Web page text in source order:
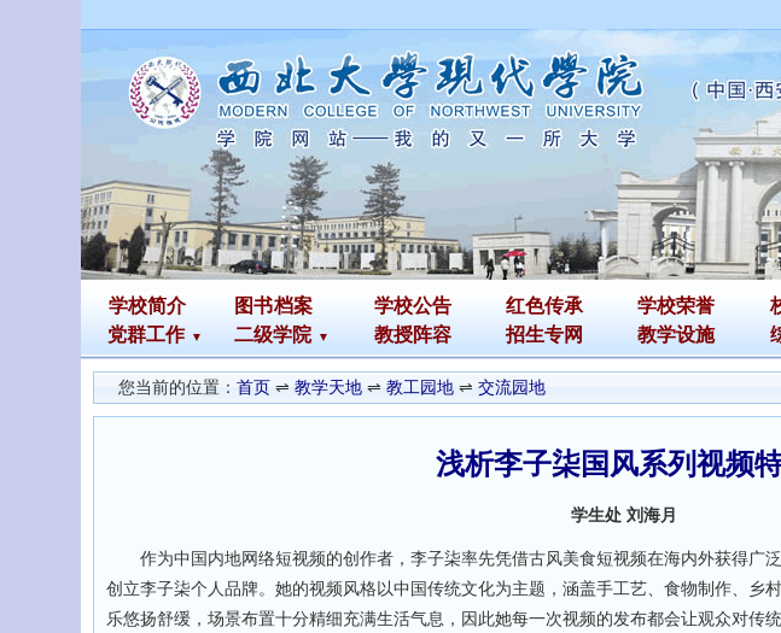
学校简介 图书档案 学校公告 红色传承 学校荣誉
党群工作
二级学院 教授阵容 招生专网 教学设施
您当前的位置： 首页 ⇌ 教学天地 ⇌ 教工园地 ⇌ 交流园地
浅析李子柒国风系列视频
学生处 刘海月
作为中国内地网络短视频的创作者，李子柒率先凭借古风美食短视频在海内外获得广
创立李子柒个人品牌。她的视频风格以中国传统文化为主题，涵盖手工艺、食物制作、乡
乐悠扬舒缓，场景布置十分精细充满生活气息，因此她每一次视频的发布都会让观众对传